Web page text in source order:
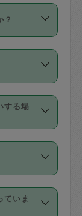
時間を
をご
だくに
な
はござ
？
さん自
は制限
平均
が上
。
Visa／
／
ィー
ても大
（Vプ
する場
毎週｜
「ス
できま
代わ
、依頼
なり
ていま